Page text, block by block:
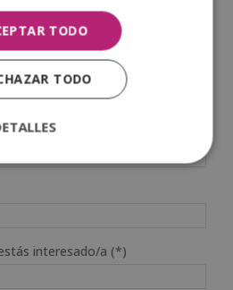
interesado/a (*)
TODO
TODO